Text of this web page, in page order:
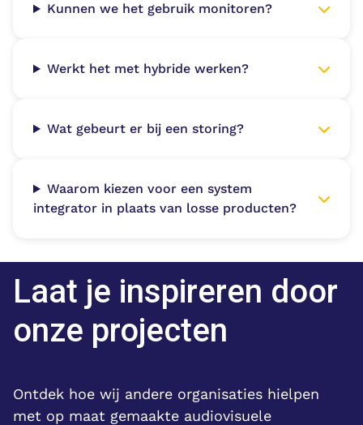
Kunnen we het gebruik monitoren?
Werkt het met hybride werken?
Wat gebeurt er bij een storing?
Waarom kiezen voor een system
integrator in plaats van losse producten?
Laat je inspireren door
onze projecten
Ontdek hoe wij andere organisaties hielpen
met op maat gemaakte audiovisuele